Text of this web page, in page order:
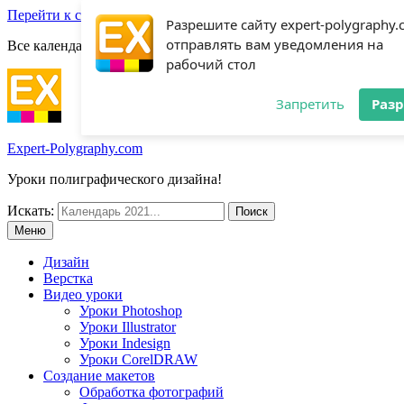
Разрешите сайту expert-
отправлять вам уведомления на
рабочий стол
Запретить
Перейти к содержимому
Все календари 2022: Посмотреть шаблоны!
Expert-Polygraphy.com
Уроки полиграфического дизайна!
Искать:
Меню
Дизайн
Верстка
Видео уроки
Уроки Photoshop
Уроки Illustrator
Уроки Indesign
Уроки CorelDRAW
Создание макетов
Обработка фотографий